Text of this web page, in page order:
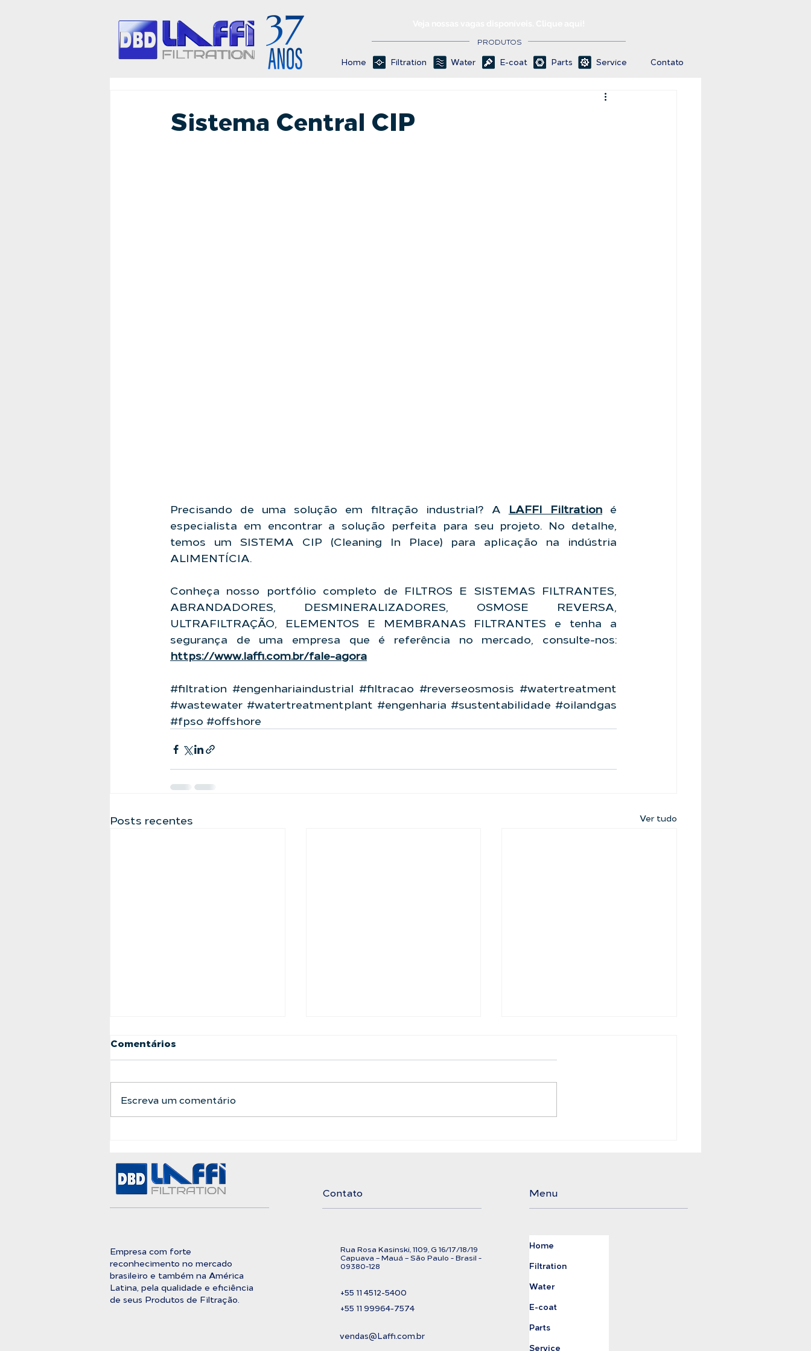
PRODUTOS
Home Filtration Water E-coat Parts Service Contato
Sistema Central CIP
Precisando de uma solução em filtração industrial? A LAFFI Filtration é
especialista em encontrar a solução perfeita para seu projeto. No detalhe,
temos um SISTEMA CIP (Cleaning In Place) para aplicação na indústria
ALIMENTÍCIA.
Conheça nosso portfólio completo de FILTROS E SISTEMAS FILTRANTES,
ABRANDADORES, DESMINERALIZADORES, OSMOSE REVERSA,
ULTRAFILTRAÇÃO, ELEMENTOS E MEMBRANAS FILTRANTES e tenha a
https://www.laffi.com.br/fale-agora
#filtration #engenhariaindustrial #filtracao #reverseosmosis #watertreatment
#wastewater #watertreatmentplant #engenharia #sustentabilidade #oilandgas
#fpso #offshore
Posts recentes Ver tudo
Pureza Absoluta
Comentários
Escreva um comentário
Empresa com forte
reconhecimento no mercado
brasileiro e também na América
Latina, pela qualidade e eficiência
de seus Produtos de Filtração.
Contato
Rua Rosa Kasinski, 1109, G 16/17/18/19
Capuava – Mauá – São Paulo - Brasil -
09380-128
+55 11 4512-5400
+55 11 99964-7574
vendas@Laffi.com.br
Menu
Home
Filtration
Water
E-coat
Parts
Service